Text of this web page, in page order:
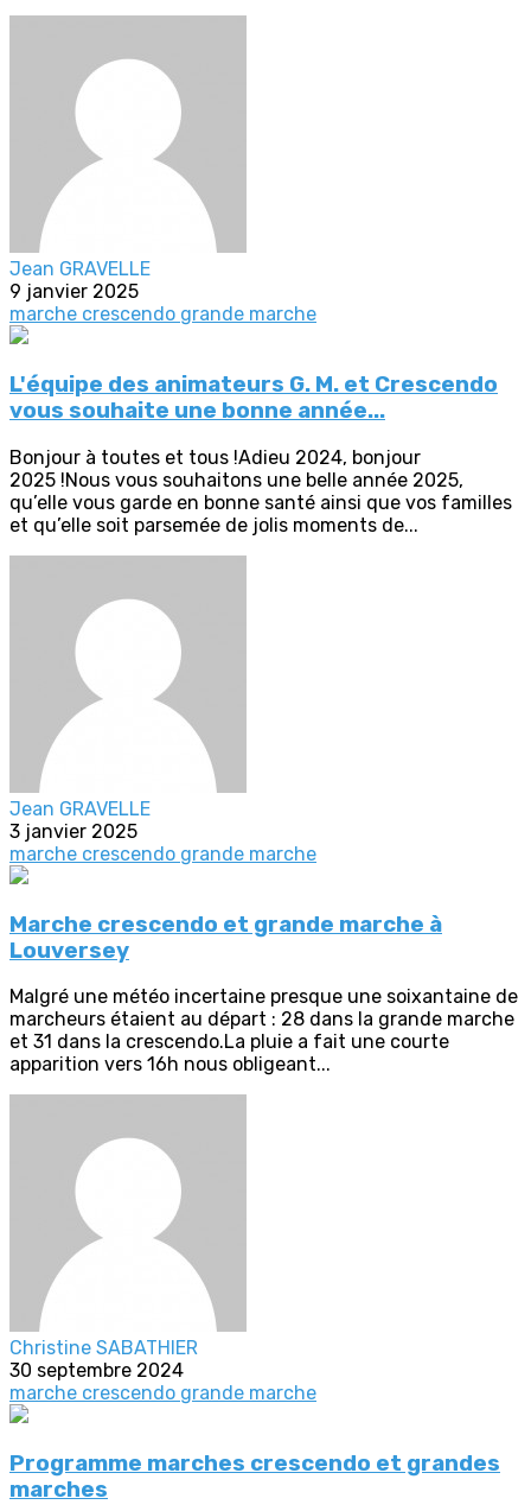
Jean GRAVELLE
9 janvier 2025
marche crescendo grande marche
L'équipe des animateurs G. M. et Crescendo
vous souhaite une bonne année...
Bonjour à toutes et tous !Adieu 2024, bonjour
2025 !Nous vous souhaitons une belle année 2025,
qu’elle vous garde en bonne santé ainsi que vos familles
et qu’elle soit parsemée de jolis moments de...
Jean GRAVELLE
3 janvier 2025
marche crescendo grande marche
Marche crescendo et grande marche à
Louversey
Malgré une météo incertaine presque une soixantaine de
marcheurs étaient au départ : 28 dans la grande marche
et 31 dans la crescendo.La pluie a fait une courte
apparition vers 16h nous obligeant...
Christine SABATHIER
30 septembre 2024
marche crescendo grande marche
Programme marches crescendo et grandes
marches